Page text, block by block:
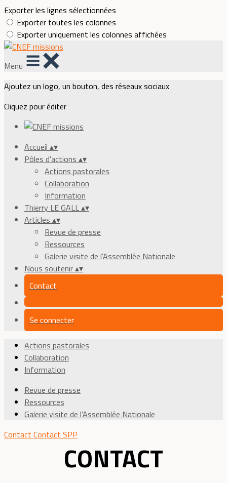
Exporter les lignes sélectionnées
Exporter toutes les colonnes
Exporter uniquement les colonnes affichées
Menu
Ajoutez un logo, un bouton, des réseaux sociaux
Cliquez pour éditer
Accueil ▴▾
Pôles d'actions ▴▾
Actions pastorales
Collaboration
Information
Thierry LE GALL▴▾
Articles ▴▾
Revue de presse
Ressources
Galerie visite de l'Assemblée Nationale
Nous soutenir▴▾
Contact
Se connecter
Actions pastorales
Collaboration
Information
Revue de presse
Ressources
Galerie visite de l'Assemblée Nationale
Contact Contact SPP
CONTACT